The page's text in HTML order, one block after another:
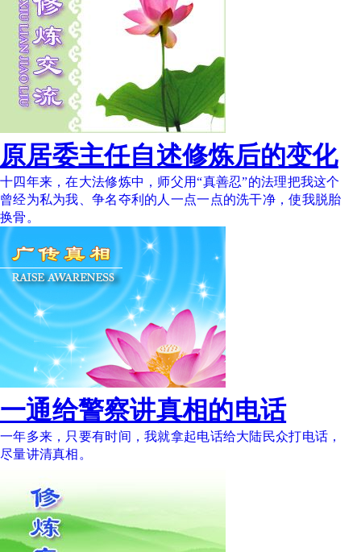
原居委主任自述修炼后的变化
十四年来，在大法修炼中，师父用“真善忍”的法理把我这个
曾经为私为我、争名夺利的人一点一点的洗干净，使我脱胎
换骨。
一通给警察讲真相的电话
一年多来，只要有时间，我就拿起电话给大陆民众打电话，
尽量讲清真相。